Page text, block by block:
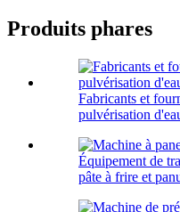
Produits phares
Fabricants et
pulvérisation
Équipement de
pâte à frire et